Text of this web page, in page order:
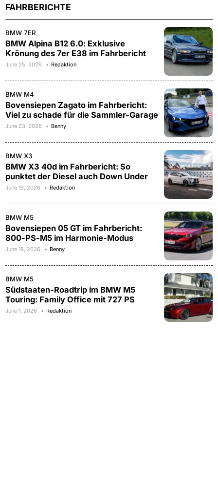
FAHRBERICHTE
BMW 7ER
BMW Alpina B12 6.0: Exklusive
Krönung des 7er E38 im Fahrbericht
June 25, 2026 Redaktion
BMW M4
Bovensiepen Zagato im Fahrbericht:
Viel zu schade für die Sammler-Garage
June 23, 2026 Benny
BMW X3
BMW X3 40d im Fahrbericht: So
punktet der Diesel auch Down Under
June 19, 2026 Redaktion
BMW M5
Bovensiepen 05 GT im Fahrbericht:
800-PS-M5 im Harmonie-Modus
June 18, 2026 Benny
BMW M5
Südstaaten-Roadtrip im BMW M5
Touring: Family Office mit 727 PS
June 1, 2026 Redaktion